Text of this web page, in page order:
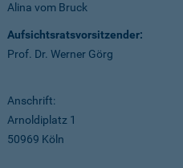
Alina vom Bruck
Aufsichtsratsvorsitzender:
Prof. Dr. Werner Görg
Anschrift:
Arnoldiplatz 1
50969 Köln